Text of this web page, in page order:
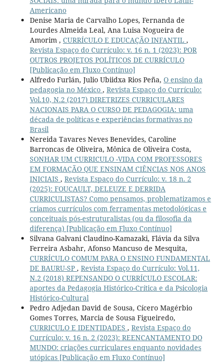
Americano
Denise Maria de Carvalho Lopes, Fernanda de
Lourdes Almeida Leal, Ana Luisa Nogueira de
Amorim , CURRÍCULO E EDUCAÇÃO INFANTIL ,
Revista Espaço do Currículo: v. 16 n. 1 (2023): POR
OUTROS PROJETOS POLÍTICOS DE CURRÍCULO
[Publicação em Fluxo Contínuo]
Alfredo Furlán, Julio Ubiidxa Rios Peña, O ensino da
pedagogia no México , Revista Espaço do Currículo:
Vol.10, N.2 (2017) DIRETRIZES CURRICULARES
NACIONAIS PARA O CURSO DE PEDAGOGIA: uma
década de políticas e experiências formativas no
Brasil
Nereida Tavares Neves Benevides, Caroline
Barroncas de Oliveira, Mônica de Oliveira Costa,
SONHAR UM CURRICULO -VIDA COM PROFESSORES
EM FORMAÇÃO QUE ENSINAM CIÊNCIAS NOS ANOS
INICIAIS , Revista Espaço do Currículo: v. 18 n. 2
(2025): FOUCAULT, DELEUZE E DERRIDA
CURRICULISTAS? Como pensamos, problematizamos e
criamos currículos com ferramentas metodológicas e
conceituais pós-estruturalistas (ou da filosofia da
diferença) [Publicação em Fluxo Contínuo]
Silvana Galvani Claudino-Kamazaki, Flávia da Silva
Ferreira Asbahr, Afonso Mancuso de Mesquita,
CURRÍCULO COMUM PARA O ENSINO FUNDAMENTAL
DE BAURU-SP , Revista Espaço do Currículo: Vol.11,
N.2 (2018) REPENSANDO O CURRÍCULO ESCOLAR:
aportes da Pedagogia Histórico-Crítica e da Psicologia
Histórico-Cultural
Pedro Adjedan David de Sousa, Cícero Magérbio
Gomes Torres, Marcia de Sousa Figueiredo,
CURRICULO E IDENTIDADES , Revista Espaço do
Currículo: v. 16 n. 2 (2023): REENCANTAMENTO DO
MUNDO: criações curriculares enquanto novidades
utópicas [Publicação em Fluxo Contínuo]